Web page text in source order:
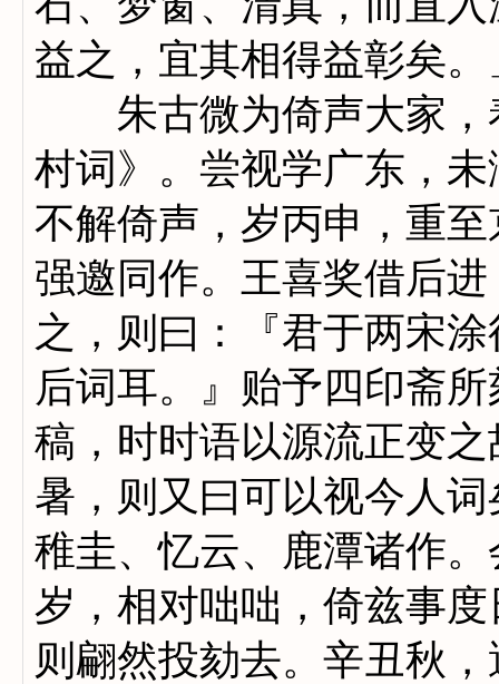
益之，宜其相得益彰矣。
朱古微为倚声大家，
村词》。尝视学广东，
不解倚声，岁丙申，重
强邀同作。王喜奖借后
之，则曰：『君于两宋
后词耳。』贻予四印斋
稿，时时语以源流正变
暑，则又曰可以视今人
稚圭、忆云、鹿潭诸作
岁，相对咄咄，倚兹事
则翩然投劾去。辛丑秋